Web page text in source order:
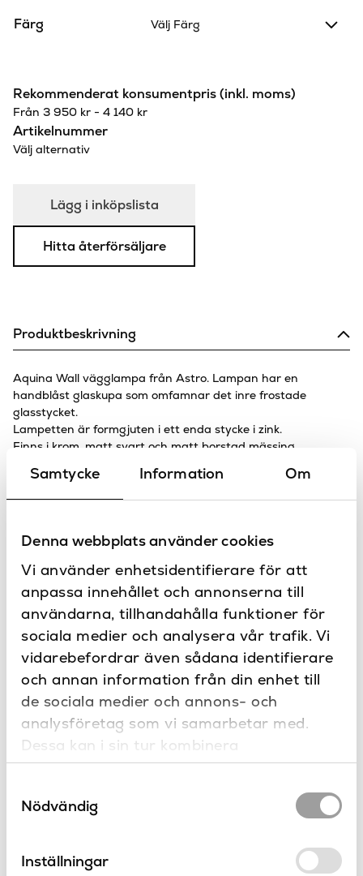
Samtycke Information Om
Denna webbplats använder cookies
Vi använder enhetsidentifierare för att
anpassa innehållet och annonserna till
användarna, tillhandahålla funktioner för
sociala medier och analysera vår trafik. Vi
vidarebefordrar även sådana identifierare
och annan information från din enhet till
de sociala medier och annons- och
analysföretag som vi samarbetar med.
Dessa kan i sin tur kombinera
informationen med annan information som
samlat in när du har använt deras tjänster.
Nödvändig
Inställningar
Färg Välj Färg
Rekommenderat konsumentpris (inkl. moms)
Från 3 950 kr - 4 140 kr
Artikelnummer
Välj alternativ
Lägg i inköpslista
Hitta återförsäljare
Produktbeskrivning
Aquina Wall vägglampa från Astro. Lampan har en
handblåst glaskupa som omfamnar det inre frostade
glasstycket.
Lampetten är formgjuten i ett enda stycke i zink.
Finns i krom, matt svart och matt borstad mässing.
Bra att veta
Kan monteras med glaskupan uppåt eller nedåt.
Dimbar med en G9 sockel.
Kapslingsklassen är IP44.
Specifikationer
Bredd (mm) 142
Dimbar
Djup (mm) 182
Färg
Dokument
Ritning
Montering
Kontakta oss
Har du frågor eller vill du göra en